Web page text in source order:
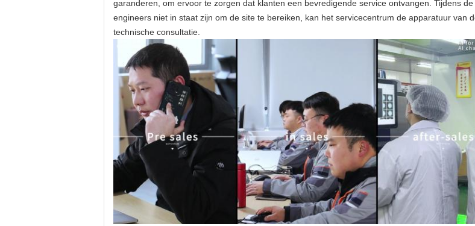
garanderen, om ervoor te zorgen dat klanten een bevredigende service ontvangen. Tijdens
engineers niet in staat zijn om de site te bereiken, kan het servicecentrum de apparatuur van
technische consultatie.